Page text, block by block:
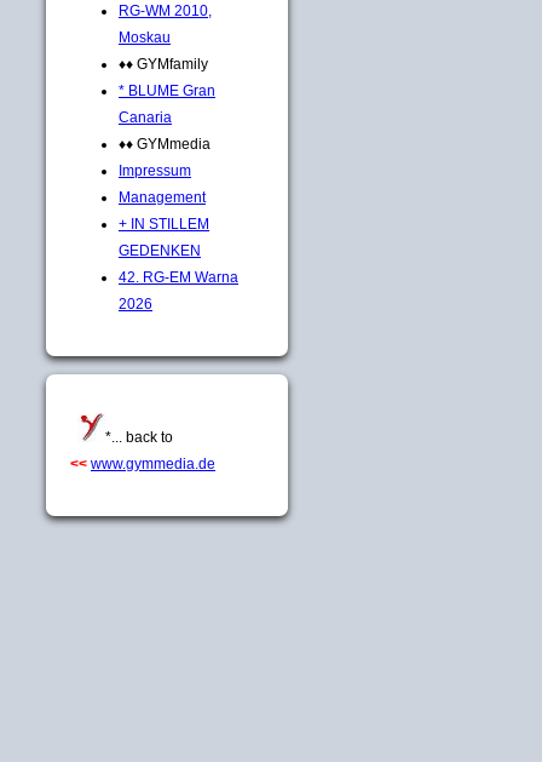
RG-WM 2010,
Moskau
♦♦ GYMfamily
* BLUME Gran
Canaria
♦♦ GYMmedia
Impressum
Management
+ IN STILLEM
GEDENKEN
42. RG-EM Warna
2026
*... back to
<< www.gymmedia.de